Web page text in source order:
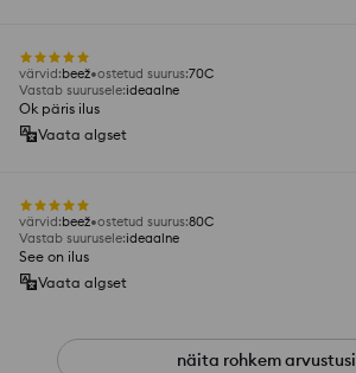
värvid:beež ostetud suurus:70C
Vastab suurusele:ideaalne
Ok päris ilus
Vaata algset
värvid:beež ostetud suurus:80C
Vastab suurusele:ideaalne
See on ilus
Vaata algset
näita rohkem arvustusi